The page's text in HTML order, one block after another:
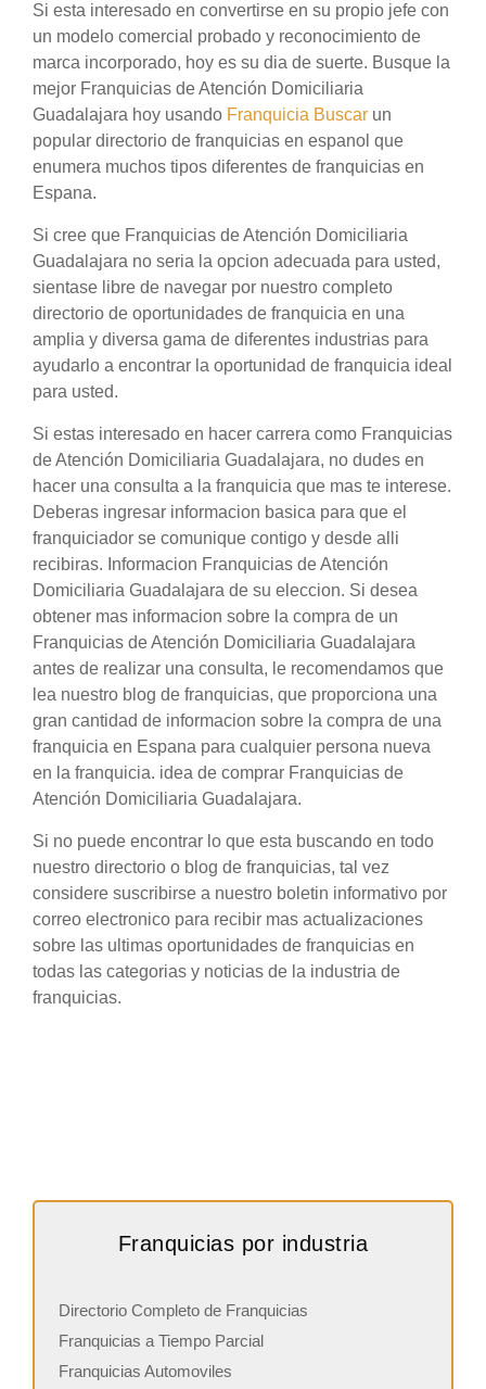
Si esta interesado en convertirse en su propio jefe con
un modelo comercial probado y reconocimiento de
marca incorporado, hoy es su dia de suerte. Busque la
mejor Franquicias de Atención Domiciliaria
Guadalajara hoy usando Franquicia Buscar un
popular directorio de franquicias en espanol que
enumera muchos tipos diferentes de franquicias en
Espana.
Si cree que Franquicias de Atención Domiciliaria
Guadalajara no seria la opcion adecuada para usted,
sientase libre de navegar por nuestro completo
directorio de oportunidades de franquicia en una
amplia y diversa gama de diferentes industrias para
ayudarlo a encontrar la oportunidad de franquicia ideal
para usted.
Si estas interesado en hacer carrera como Franquicias
de Atención Domiciliaria Guadalajara, no dudes en
hacer una consulta a la franquicia que mas te interese.
Deberas ingresar informacion basica para que el
franquiciador se comunique contigo y desde alli
recibiras. Informacion Franquicias de Atención
Domiciliaria Guadalajara de su eleccion. Si desea
obtener mas informacion sobre la compra de un
Franquicias de Atención Domiciliaria Guadalajara
antes de realizar una consulta, le recomendamos que
lea nuestro blog de franquicias, que proporciona una
gran cantidad de informacion sobre la compra de una
franquicia en Espana para cualquier persona nueva
en la franquicia. idea de comprar Franquicias de
Atención Domiciliaria Guadalajara.
Si no puede encontrar lo que esta buscando en todo
nuestro directorio o blog de franquicias, tal vez
considere suscribirse a nuestro boletin informativo por
correo electronico para recibir mas actualizaciones
sobre las ultimas oportunidades de franquicias en
todas las categorias y noticias de la industria de
franquicias.
Franquicias por industria
Directorio Completo de Franquicias
Franquicias a Tiempo Parcial
Franquicias Automoviles